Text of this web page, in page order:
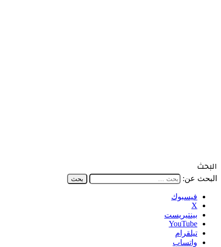
البحث
البحث عن:
فيسبوك
‫X
بينتيريست
‫YouTube
تيلقرام
واتساب